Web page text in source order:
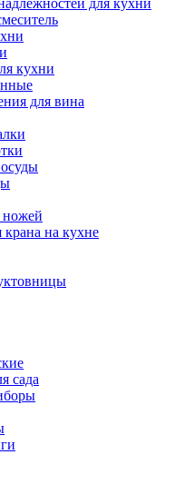
для кухни
кухни
для вина
ножей
на кухне
сада